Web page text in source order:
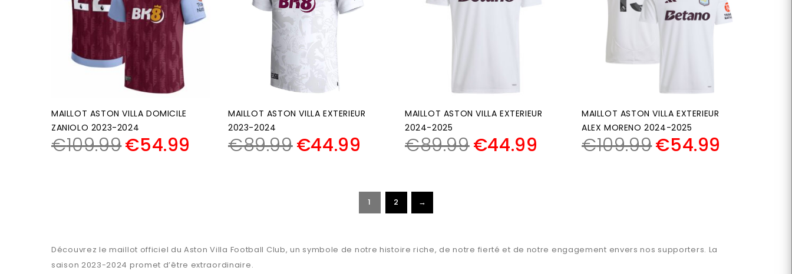
MAILLOT ASTON VILLA DOMICILE
ZANIOLO 2023-2024
€109.99€54.99
MAILLOT ASTON VILLA EXTERIEUR
2023-2024
€89.99€44.99
MAILLOT ASTON VILLA EXTERIEUR
2024-2025
€89.99€44.99
MAILLOT ASTON VILLA EXTERIEUR
ALEX MORENO 2024-2025
€109.99€54.99
1 2 →
Découvrez le maillot officiel du Aston Villa Football Club, un symbole de notre histoire riche, de notre fierté et de notre engagement envers nos supporters. La
saison 2023-2024 promet d’être extraordinaire.